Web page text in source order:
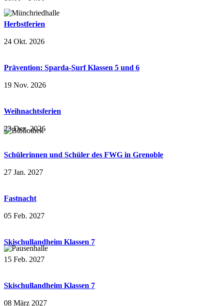
Herbstferien
24 Okt. 2026
Prävention: Sparda-Surf Klassen 5 und 6
19 Nov. 2026
Weihnachtsferien
23 Dez. 2026
Schülerinnen und Schüler des FWG in Grenoble
27 Jan. 2027
Fastnacht
05 Feb. 2027
Skischullandheim Klassen 7
15 Feb. 2027
Skischullandheim Klassen 7
08 März 2027